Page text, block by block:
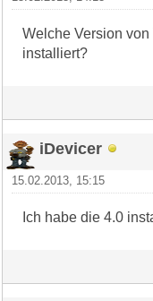
Welche Version
installiert?
iDevicer
15.02.2013, 15:15
Ich habe die 4.0